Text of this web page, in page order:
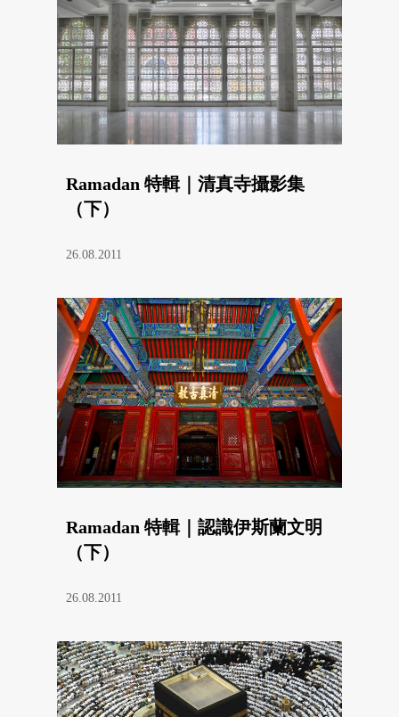
Ramadan 特輯｜清真寺攝影集
（下）
26.08.2011
Ramadan 特輯｜認識伊斯蘭文明
（下）
26.08.2011